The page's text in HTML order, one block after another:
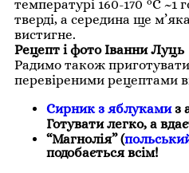
температурі 160-170 °С ~1
тверді, а середина ще
вистигне.
Рецепт і фото Іванни Луць
Радимо також
перевіреними рецептами
Сирник з яблукамиз
Готувати легко, а
“Магнолія” (
подобається всім!